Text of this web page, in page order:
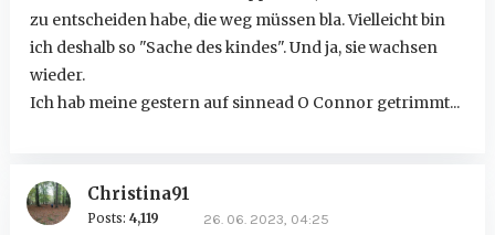
zu entscheiden habe, die weg müssen bla. Vielleicht bin
ich deshalb so "Sache des kindes". Und ja, sie wachsen
wieder.
Ich hab meine gestern auf sinnead O Connor getrimmt...
Christina91
Posts: 4,119 26. 06. 2023, 04:25